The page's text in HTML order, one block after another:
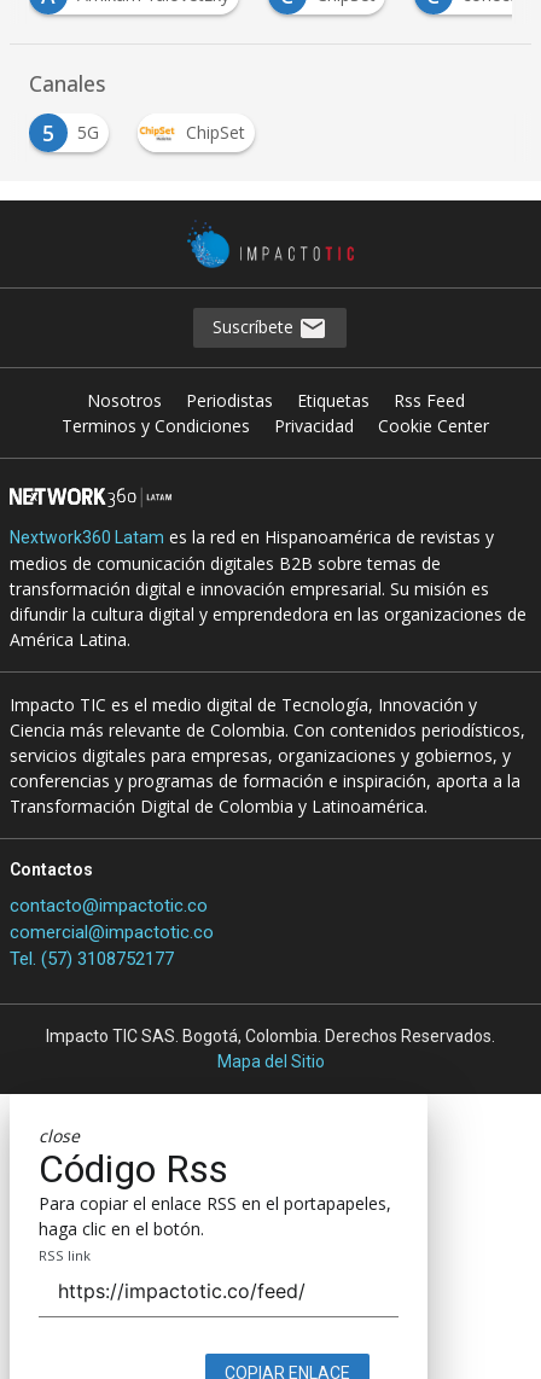
Canales
5
5G ChipSet
Suscríbete
Nosotros Periodistas Etiquetas
Rss Feed
Terminos y Condiciones
Privacidad Cookie Center
Nextwork360 Latam es la red en Hispanoamérica de revistas y
medios de comunicación digitales B2B sobre temas de
transformación digital e innovación empresarial. Su misión es
difundir la cultura digital y emprendedora en las organizaciones de
América Latina.
Impacto TIC es el medio digital de Tecnología, Innovación y
Ciencia más relevante de Colombia. Con contenidos periodísticos,
servicios digitales para empresas, organizaciones y gobiernos, y
conferencias y programas de formación e inspiración, aporta a la
Transformación Digital de Colombia y Latinoamérica.
Contactos
contacto@impactotic.co
comercial@impactotic.co
Tel. (57) 3108752177
Impacto TIC SAS. Bogotá, Colombia. Derechos Reservados.
Mapa del Sitio
close
Código Rss
Para copiar el enlace RSS en el portapapeles,
haga clic en el botón.
RSS link
COPIAR ENLACE